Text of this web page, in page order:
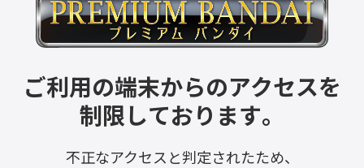
ご利用の端末からのアクセスを
制限しております。
不正なアクセスと判定されたため、